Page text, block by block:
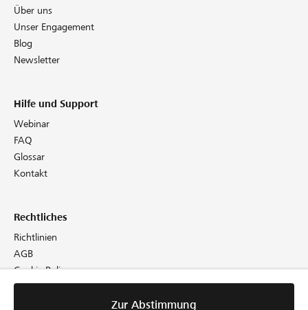
Zur Abstimmung
Zur Abstimmung
Über uns
Unser Engagement
Blog
Newsletter
Hilfe und Support
Webinar
FAQ
Glossar
Kontakt
Rechtliches
Richtlinien
AGB
Cookie Policy
Datenschutz